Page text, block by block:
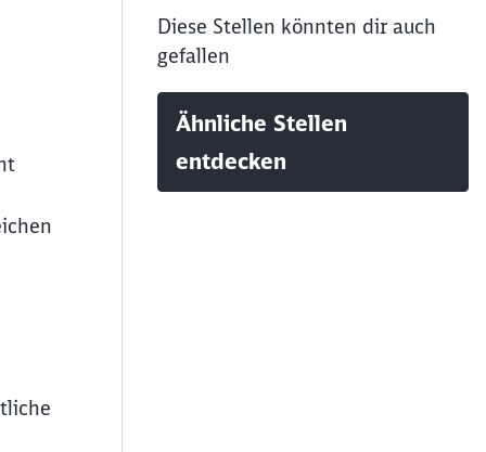
Diese Stellen könnten dir auch
gefallen
Ähnliche Stellen
entdecken